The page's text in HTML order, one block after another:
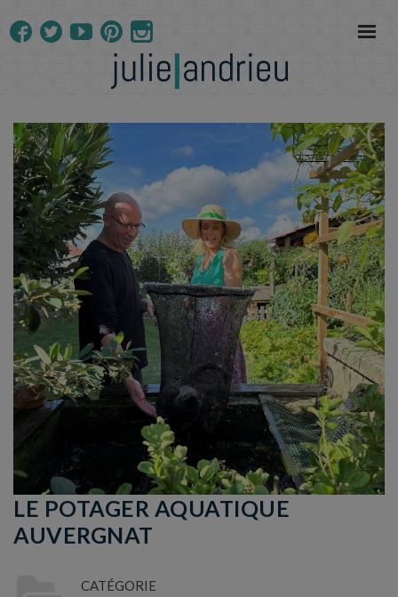
LE POTAGER AQUATIQUE
AUVERGNAT
CATÉGORIE